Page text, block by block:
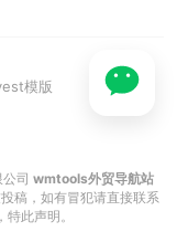
模版
司 wmtools外贸导航站
稿，如有冒犯请直接联系
此声明。